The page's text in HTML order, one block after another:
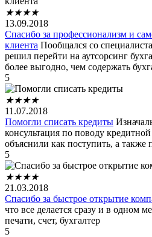
★★★★
13.09.2018
Спасибо за профессионализм и
клиента Пообщался со
решил перейти на аутсорсинг
более выгодно, чем содержать
5
★★★★
11.07.2018
Помогли списать кредиты
консультация по поводу
объяснили как поступить, а
5
★★★★
21.03.2018
Спасибо за быстрое открытие
что все делается сразу и в одном
печати, счет, бухгалтер
5